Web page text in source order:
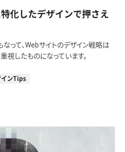
化したデザインで押さえ
って、Webサイトのデザイン戦略は
視したものになっています。
インTips